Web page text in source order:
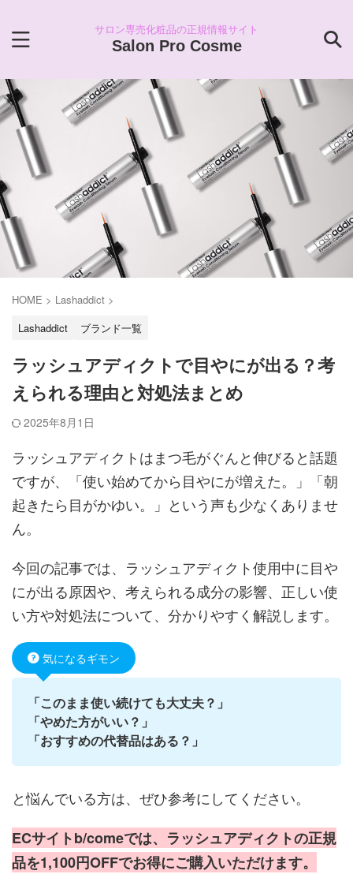
サロン専売化粧品の正規情報サイト
Salon Pro Cosme
HOME > Lashaddict >
Lashaddict
ブランド一覧
ラッシュアディクトで目やにが出る？考
えられる理由と対処法まとめ
2025年8月1日
ラッシュアディクトはまつ毛がぐんと伸びると話題
ですが、「使い始めてから目やにが増えた。」「朝
起きたら目がかゆい。」という声も少なくありませ
ん。
今回の記事では、ラッシュアディクト使用中に目や
にが出る原因や、考えられる成分の影響、正しい使
い方や対処法について、分かりやすく解説します。
気になるギモン
「このまま使い続けても大丈夫？」
「やめた方がいい？」
「おすすめの代替品はある？」
と悩んでいる方は、ぜひ参考にしてください。
ECサイトb/comeでは、ラッシュアディクトの正規
品を1,100円OFFでお得にご購入いただけます。